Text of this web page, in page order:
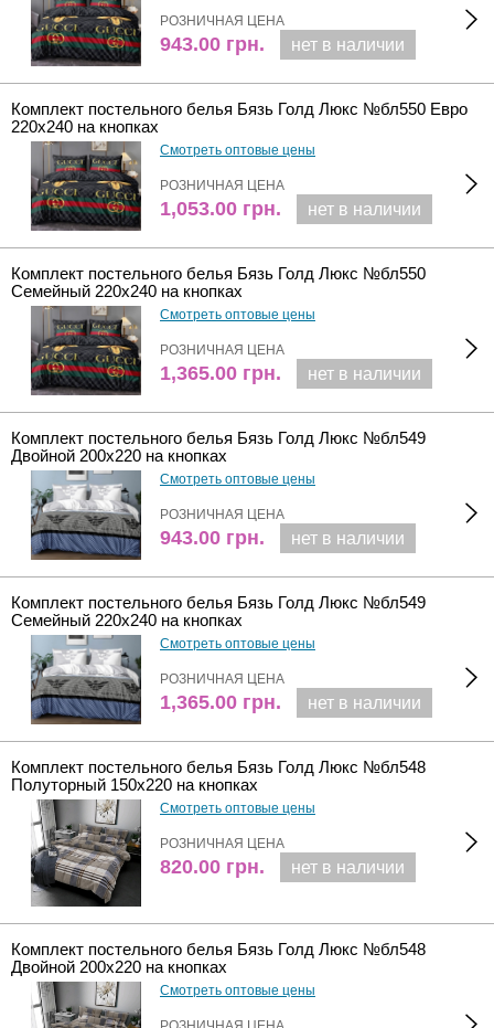
РОЗНИЧНАЯ ЦЕНА
943.00 грн. нет в наличии
Комплект постельного белья Бязь Голд Люкс №бл550 Евро
220х240 на кнопках
Смотреть оптовые цены
РОЗНИЧНАЯ ЦЕНА
1,053.00 грн. нет в наличии
Комплект постельного белья Бязь Голд Люкс №бл550
Семейный 220х240 на кнопках
Смотреть оптовые цены
РОЗНИЧНАЯ ЦЕНА
1,365.00 грн. нет в наличии
Комплект постельного белья Бязь Голд Люкс №бл549
Двойной 200х220 на кнопках
Смотреть оптовые цены
РОЗНИЧНАЯ ЦЕНА
943.00 грн. нет в наличии
Комплект постельного белья Бязь Голд Люкс №бл549
Семейный 220х240 на кнопках
Смотреть оптовые цены
РОЗНИЧНАЯ ЦЕНА
1,365.00 грн. нет в наличии
Комплект постельного белья Бязь Голд Люкс №бл548
Полуторный 150х220 на кнопках
Смотреть оптовые цены
РОЗНИЧНАЯ ЦЕНА
820.00 грн. нет в наличии
Комплект постельного белья Бязь Голд Люкс №бл548
Двойной 200х220 на кнопках
Смотреть оптовые цены